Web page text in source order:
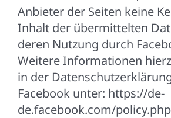
Anbieter der Seiten keine
Inhalt der übermittelten
deren Nutzung durch
Weitere Informationen
in der
Facebook unter: https://de-
de.facebook.com/